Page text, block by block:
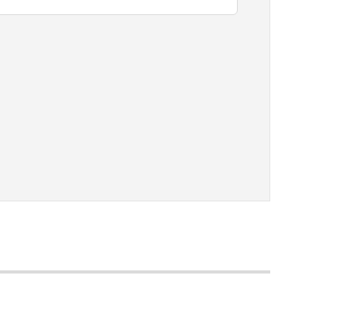
書においては、「本ソフトウェ
こと、アクセスすること、もしく
。お客様は、また「指定機器」に
フトウェア」を使用させることが
権も、明示たると黙示たるとを問